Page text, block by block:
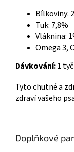
Bílkoviny:
Tuk: 7,8%
Vláknina:
Omega 3,
Dávkování:1
Tyto chutné a
zdraví vašeho
Doplňkové